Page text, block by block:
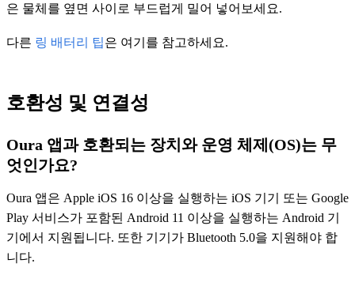
은 물체를 옆면 사이로 부드럽게 밀어 넣어보세요.
다른 링 배터리 팁은 여기를 참고하세요.
호환성 및 연결성
Oura 앱과 호환되는 장치와 운영 체제(OS)는 무
엇인가요?
Oura 앱은 Apple iOS 16 이상을 실행하는 iOS 기기 또는 Google
Play 서비스가 포함된 Android 11 이상을 실행하는 Android 기
기에서 지원됩니다. 또한 기기가 Bluetooth 5.0을 지원해야 합
니다.